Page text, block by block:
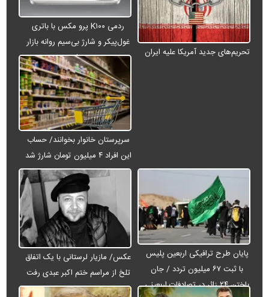
تحریم‌های جدید آمریکا علیه ایران
ردمی K۱۰۰ پرو مکس با باتری
غول‌پیکر و شارژ بی‌سیم روانه بازار
می‌شود
سرپرستان خانوار بخوانند/ حساب
این افراد ۴ میلیون تومان شارژ شد
پایان طرح ترافیکی اربعین پلیس
با ثبت ۶۷ میلیون تردد / جان
باختن ۲۴ زائر در تصادفات اربعینی
عکس/ مازیار لرستانی با یک اتفاق
تلخ از مراسم ختم اکبر عبدی رفت